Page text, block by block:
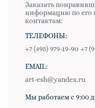
Заказать
информацию по его
контактам:
ТЕЛЕФОНЫ:
+7 (495) 979-19-90 +7
EMAIL:
art-esh@yandex.ru
Мы работаем с 9:00